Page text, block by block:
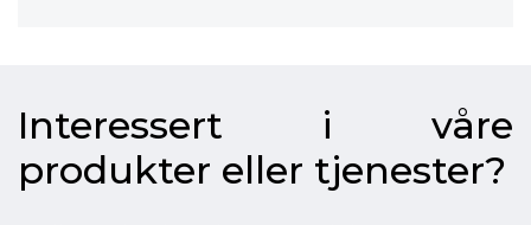
Interessert i våre
produkter eller tjenester?